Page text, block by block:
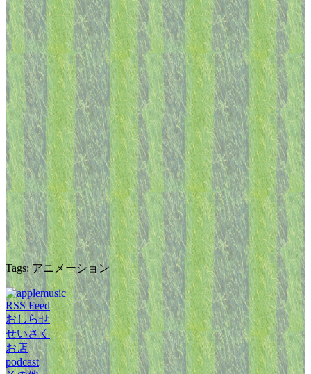
Tags: アニメーション
RSS Feed
おしらせ
せいさく
お店
podcast